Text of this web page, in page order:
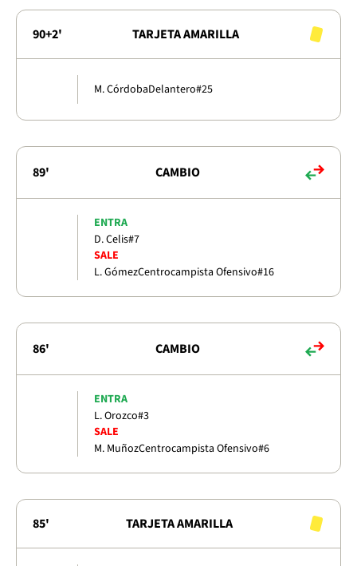
90+2' TARJETA AMARILLA
M. CórdobaDelantero#25
89' CAMBIO
ENTRA
D. Celis#7
SALE
L. GómezCentrocampista Ofensivo#16
86' CAMBIO
ENTRA
L. Orozco#3
SALE
M. MuñozCentrocampista Ofensivo#6
85' TARJETA AMARILLA